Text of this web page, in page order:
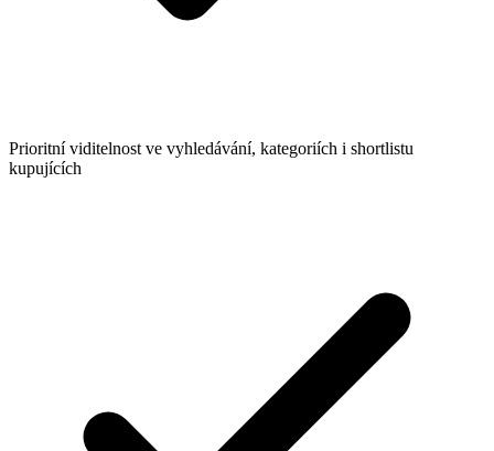
Prioritní viditelnost ve vyhledávání, kategoriích i shortlistu
kupujících